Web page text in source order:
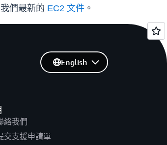
們最新的 EC2 文件 。
絡我們
交支援申請單
English